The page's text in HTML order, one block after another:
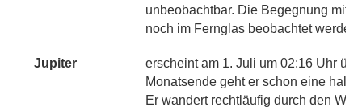
unbeobachtbar. Die Begegnung mit
noch im Fernglas beobachtet werden.
Jupiter
erscheint am 1. Juli um 02:16 Uhr
Monatsende geht er schon eine
Er wandert rechtläufig durch den